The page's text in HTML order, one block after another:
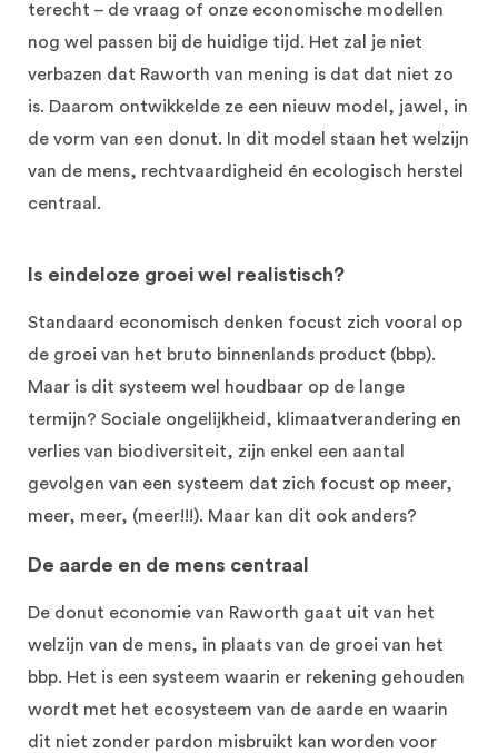
terecht – de vraag of onze economische modellen
nog wel passen bij de huidige tijd. Het zal je niet
verbazen dat Raworth van mening is dat dat niet zo
is. Daarom ontwikkelde ze een nieuw model, jawel, in
de vorm van een donut. In dit model staan het welzijn
van de mens, rechtvaardigheid én ecologisch herstel
centraal.
Is eindeloze groei wel realistisch?
Standaard economisch denken focust zich vooral op
de groei van het bruto binnenlands product (bbp).
Maar is dit systeem wel houdbaar op de lange
termijn? Sociale ongelijkheid, klimaatverandering en
verlies van biodiversiteit, zijn enkel een aantal
gevolgen van een systeem dat zich focust op meer,
meer, meer, (meer!!!). Maar kan dit ook anders?
De aarde en de mens centraal
De donut economie van Raworth gaat uit van het
welzijn van de mens, in plaats van de groei van het
bbp. Het is een systeem waarin er rekening gehouden
wordt met het ecosysteem van de aarde en waarin
dit niet zonder pardon misbruikt kan worden voor